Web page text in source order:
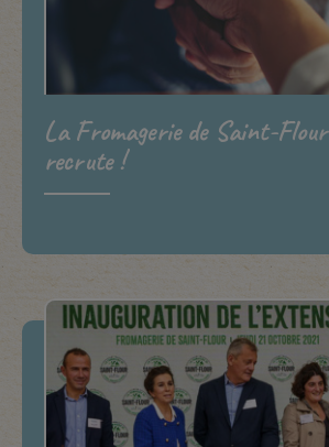
La Fromagerie de Saint-Flour
recrute !